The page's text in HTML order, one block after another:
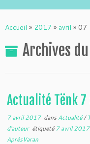
auAccueil » 2017 » avril » 07
Archives
Actualité Tënk 7
7 avril 2017dans Actualité/
d'auteur étiqueté 7 avril
AprèsVaran